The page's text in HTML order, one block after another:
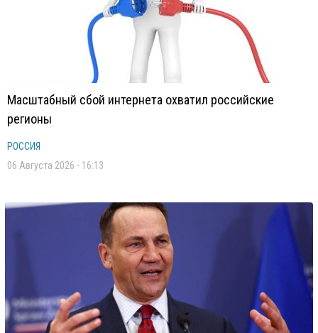
Масштабный сбой интернета охватил российские
регионы
РОССИЯ
06 Августа 2026 - 16:13